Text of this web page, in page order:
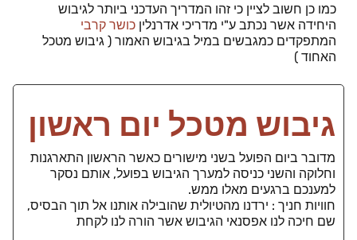
כמו כן חשוב לציין כי זהו המדריך העדכני ביותר לגיבוש
היחידה אשר נכתב ע"י מדריכי אדרנלין כושר קרבי
המתפקדים כמגבשים במיל בגיבוש האמור ( גיבוש מטכל
האחוד )
גיבוש מטכל יום ראשון
מדובר ביום הפועל בשני מישורים כאשר הראשון התארגנות
וחלוקה והשני כניסה למערך הגיבוש בפועל, אותם נסקר
למענכם ברגעים מאלו ממש.
חוויות חניך : ירדנו מהטיולית שהובילה אותנו אל תוך הבסיס,
שם חיכה לנו אפסנאי הגיבוש אשר הורה לנו לקחת